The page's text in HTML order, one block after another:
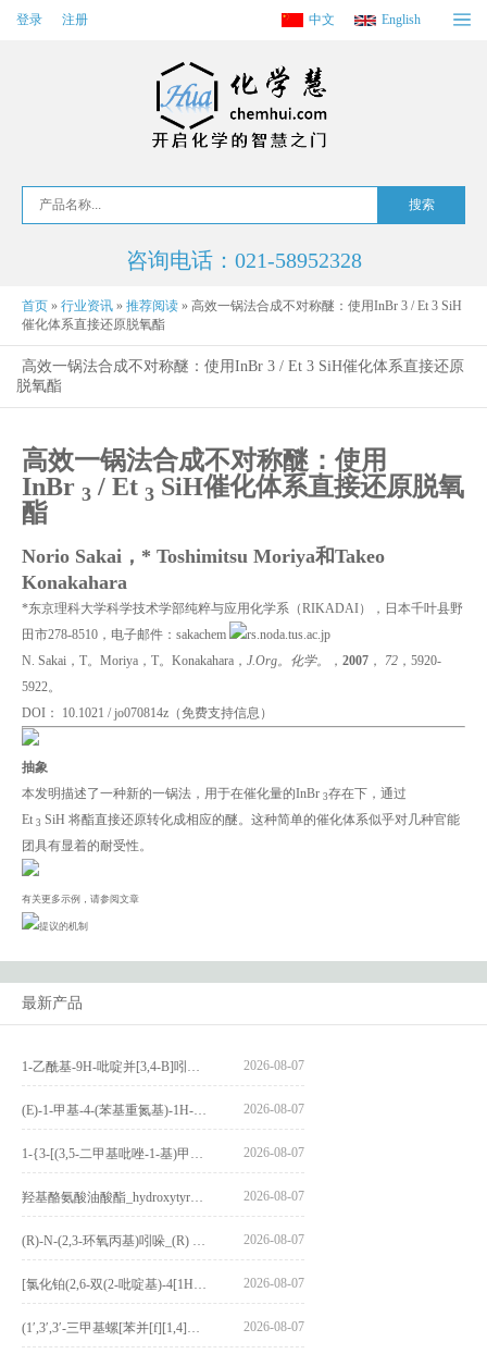
登录 注册 中文 English
咨询电话：021-58952328
首页 » 行业资讯 » 推荐阅读 » 高效一锅法合成不对称醚：使用InBr 3 / Et 3 SiH
催化体系直接还原脱氧酯
高效一锅法合成不对称醚：使用InBr 3 / Et 3 SiH催化体系直接还原
脱氧酯
高效一锅法合成不对称醚：使用
InBr 3 / Et 3 SiH催化体系直接还原脱氧
酯
Norio Sakai，* Toshimitsu Moriya和Takeo
Konakahara
*东京理科大学科学技术学部纯粹与应用化学系（RIKADAI），日本千叶县野
田市278-8510，电子邮件：sakachem
rs.noda.tus.ac.jp
N. Sakai，T。Moriya，T。Konakahara， J.Org。化学。 ， 2007 ， 72 ，5920-
5922。
DOI： 10.1021 / jo070814z（免费支持信息）
抽象
本发明描述了一种新的一锅法，用于在催化量的InBr 3存在下，通过
Et 3 SiH 将酯直接还原转化成相应的醚。这种简单的催化体系似乎对几种官能
团具有显着的耐受性。
有关更多示例，请参阅文章
提议的机制
最新产品
2026-08-07
2026-08-07
2026-08-07
2026-08-07
2026-08-07
2026-08-07
2026-08-07